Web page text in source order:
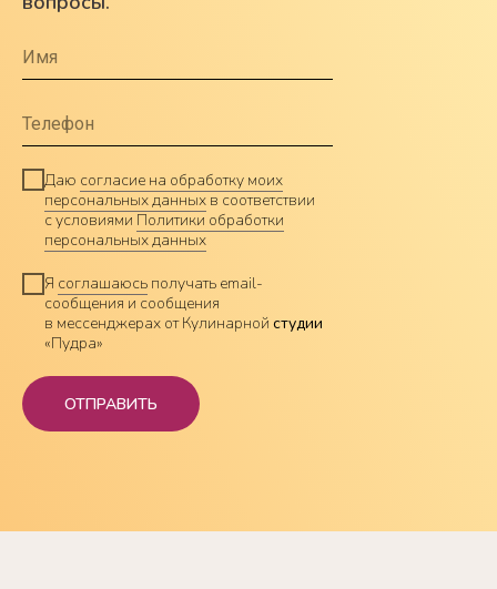
Даю согласие на обработку моих
персональных данных в соответствии
с условиями Политики обработки
персональных данных
Я соглашаюсь получать email-
сообщения и сообщения
в мессенджерах от Кулинарной студии
«Пудра»
ОТПРАВИТЬ
Согласие на получение рекламы
Отзывы
FAQ
Техника безопасности
Бесплатные уроки
Договор оферты
Согласие на обработку
персональных данных